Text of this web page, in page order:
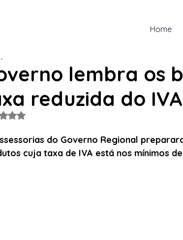
Home
lembra os
reduzida do
Avaliado com NaN de 5 estrelas.
do Governo Regional
cuja taxa de IVA está nos mínimos de